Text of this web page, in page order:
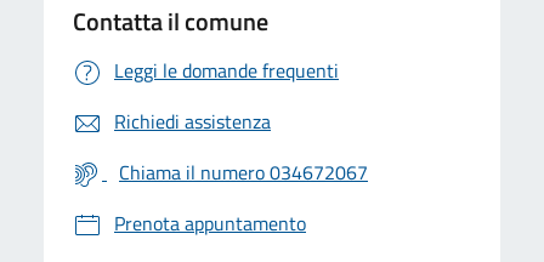
Contatta il comune
Leggi le domande frequenti
Richiedi assistenza
Chiama il numero 034672067
Prenota appuntamento